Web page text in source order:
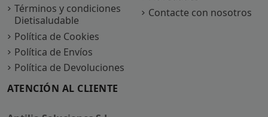
Términos y condiciones
Dietisaludable
Política de Cookies
Política de Envíos
Política de Devoluciones
Contacte con nosotros
ATENCIÓN AL CLIENTE